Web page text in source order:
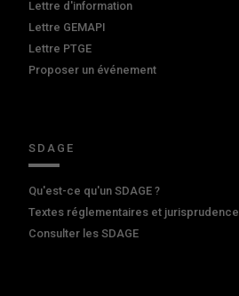
Lettre d'information
Lettre GEMAPI
Lettre PTGE
Proposer un événement
SDAGE
Qu'est-ce qu'un SDAGE ?
Textes réglementaires et jurisprudence
Consulter les SDAGE